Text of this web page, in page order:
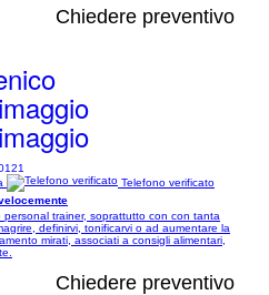
Chiedere preventivo
Telefono verificato
trainer, soprattutto con con tanta
definirvi, tonificarvi o ad aumentare la
mirati, associati a consigli alimentari,
Chiedere preventivo